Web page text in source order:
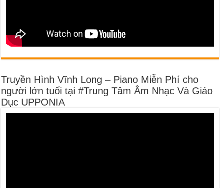
Truyền Hình Vĩnh Long – Piano Miễn Phí cho
người lớn tuổi tại #Trung Tâm Âm Nhạc Và Giáo
Dục UPPONIA